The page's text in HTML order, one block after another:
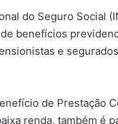
do Seguro Social
benefícios
e
de Prestação
renda, também é